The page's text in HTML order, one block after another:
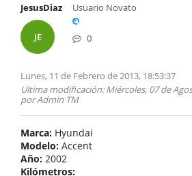
JesusDiaz
JE
Usuario Novato
0
Lunes, 11 de Febrero de 2013, 18:53:37
Ultima modificación: Miércoles, 07 de
por Admin TM
Marca: Hyundai
Modelo: Accent
Año: 2002
Kilómetros: